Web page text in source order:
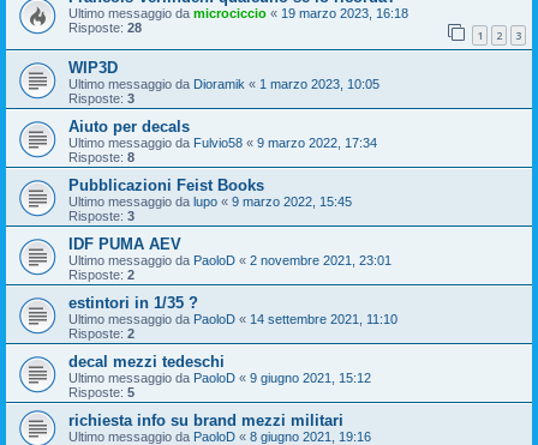
Ultimo messaggio da microciccio « 19 marzo 2023, 16:18
Risposte: 28 1 2 3
WIP3D
Ultimo messaggio da Dioramik « 1 marzo 2023, 10:05
Risposte: 3
Aiuto per decals
Ultimo messaggio da Fulvio58 « 9 marzo 2022, 17:34
Risposte: 8
Pubblicazioni Feist Books
Ultimo messaggio da lupo « 9 marzo 2022, 15:45
Risposte: 3
IDF PUMA AEV
Ultimo messaggio da PaoloD « 2 novembre 2021, 23:01
Risposte: 2
estintori in 1/35 ?
Ultimo messaggio da PaoloD « 14 settembre 2021, 11:10
Risposte: 2
decal mezzi tedeschi
Ultimo messaggio da PaoloD « 9 giugno 2021, 15:12
Risposte: 5
richiesta info su brand mezzi militari
Ultimo messaggio da PaoloD « 8 giugno 2021, 19:16